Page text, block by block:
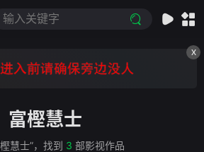
X
富樫慧士
慧士”，找到 3 部影视作品